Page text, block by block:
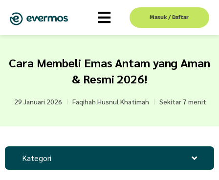
Masuk / Daftar
Cara Membeli Emas Antam yang Aman
& Resmi 2026!
29 Januari 2026 Faqihah Husnul Khatimah Sekitar 7 menit
Kategori